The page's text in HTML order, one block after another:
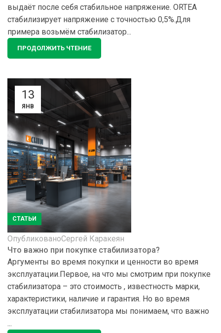
выдаёт после себя стабильное напряжение. ORTEA
стабилизирует напряжение с точностью 0,5%.Для
примера возьмём стабилизатор...
ПРОДОЛЖИТЬ ЧТЕНИЕ
13
ЯНВ
СТАТЬИ
ОпубликованоСергей Каракеян
Что важно при покупке стабилизатора?
Аргументы во время покупки и ценности во время
эксплуатации.Первое, на что мы смотрим при покупке
стабилизатора – это стоимость , известность марки,
характеристики, наличие и гарантия. Но во время
эксплуатации стабилизатора мы понимаем, что важно
...